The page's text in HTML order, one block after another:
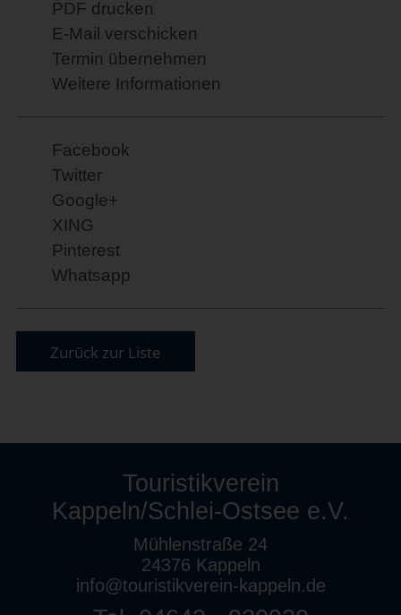
PDF drucken
E-Mail verschicken
Termin übernehmen
Weitere Informationen
Facebook
Twitter
Google+
XING
Pinterest
Whatsapp
Zurück zur Liste
Touristikverein
Kappeln/Schlei-Ostsee e.V.
Mühlenstraße 24
24376 Kappeln
info@touristikverein-kappeln.de